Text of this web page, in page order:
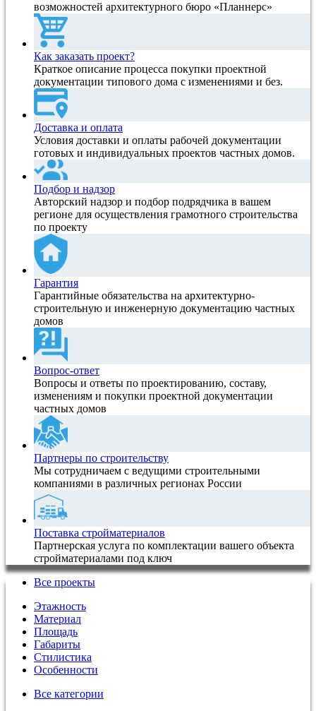
возможностей архитектурного бюро «Планнерс»
Как заказать проект?
Краткое описание процесса покупки проектной
документации типового дома с изменениями и без.
Доставка и оплата
Условия доставки и оплаты рабочей документации
готовых и индивидуальных проектов частных домов.
Подбор и надзор
Авторский надзор и подбор подрядчика в вашем
регионе для осуществления грамотного строительства
по проекту
Гарантия
Гарантийные обязательства на архитектурно-
строительную и инженерную документацию частных
домов
Вопрос-ответ
Вопросы и ответы по проектированию, составу,
изменениям и покупки проектной документации
частных домов
Партнеры по строительству
Мы сотрудничаем с ведущими строительными
компаниями в различных регионах России
Поставка стройматериалов
Партнерская услуга по комплектации вашего объекта
стройматериалами под ключ
Все проекты
Этажность
Материал
Площадь
Габариты
Стилистика
Особенности
Все категории